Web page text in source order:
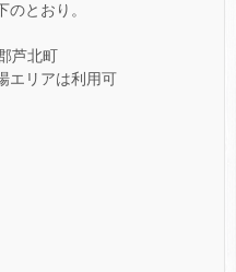
のとおり。
芦北町
エリアは利用可